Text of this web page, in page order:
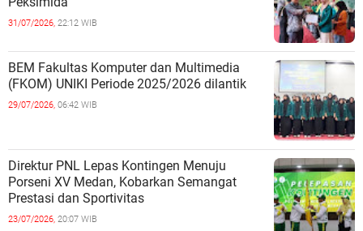
31/07/2026, 22:12 WIB
BEM Fakultas Komputer dan Multimedia
(FKOM) UNIKI Periode 2025/2026 dilantik
29/07/2026, 06:42 WIB
Direktur PNL Lepas Kontingen Menuju
Porseni XV Medan, Kobarkan Semangat
Prestasi dan Sportivitas
23/07/2026, 20:07 WIB